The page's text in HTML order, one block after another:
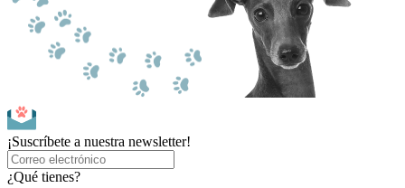
¡Suscríbete a nuestra newsletter!
¿Qué tienes?